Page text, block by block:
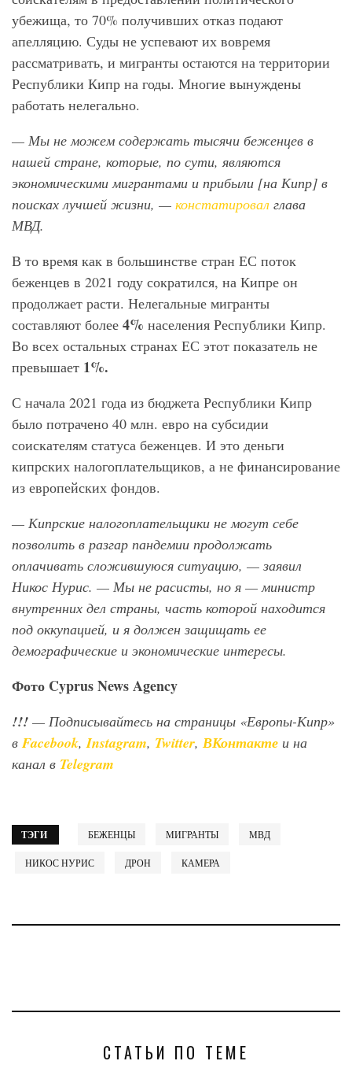
убежища, то 70% получивших отказ подают
апелляцию. Суды не успевают их вовремя
рассматривать, и мигранты остаются на территории
Республики Кипр на годы. Многие вынуждены
работать нелегально.
— Мы не можем содержать тысячи беженцев в
нашей стране, которые, по сути, являются
экономическими мигрантами и прибыли [на Кипр] в
поисках лучшей жизни, — констатировал глава
МВД.
В то время как в большинстве стран ЕС поток
беженцев в 2021 году сократился, на Кипре он
продолжает расти. Нелегальные мигранты
составляют более 4% населения Республики Кипр.
Во всех остальных странах ЕС этот показатель не
превышает 1%.
С начала 2021 года из бюджета Республики Кипр
было потрачено 40 млн. евро на субсидии
соискателям статуса беженцев. И это деньги
кипрских налогоплательщиков, а не финансирование
из европейских фондов.
— Кипрские налогоплательщики не могут себе
позволить в разгар пандемии продолжать
оплачивать сложившуюся ситуацию, — заявил
Никос Нурис. — Мы не расисты, но я — министр
внутренних дел страны, часть которой находится
под оккупацией, и я должен защищать ее
демографические и экономические интересы.
Фото CyprusNewsAgency
!!! — Подписывайтесь на страницы «Европы-Кипр»
в Facebook, Instagram, Twitter, ВКонтакте и на
канал в Telegram
ТЭГИ БЕЖЕНЦЫ МИГРАНТЫ МВД
НИКОС НУРИС ДРОН КАМЕРА
СТАТЬИ ПО ТЕМЕ